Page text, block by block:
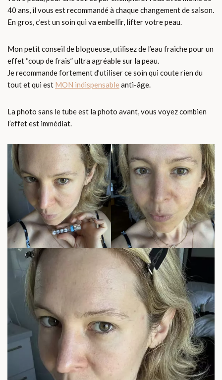
40 ans, il vous est recommandé à chaque changement de saison.
En gros, c’est un soin qui va embellir, lifter votre peau.
Mon petit conseil de blogueuse, utilisez de l’eau fraiche pour un
effet “coup de frais” ultra agréable sur la peau.
Je recommande fortement d’utiliser ce soin qui coute rien du
tout et qui est MON indispensable anti-âge.
La photo sans le tube est la photo avant, vous voyez combien
l’effet est immédiat.